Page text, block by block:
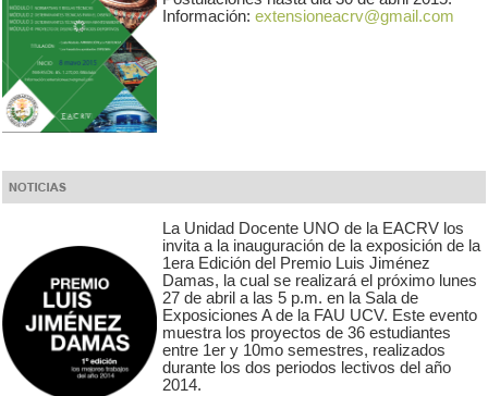
Información: extensioneacrv@gmail.com
La Unidad Docente UNO de la EACRV los
invita a la inauguración de la exposición de la
1era Edición del Premio Luis Jiménez
Damas, la cual se realizará el próximo lunes
27 de abril a las 5 p.m. en la Sala de
Exposiciones A de la FAU UCV. Este evento
muestra los proyectos de 36 estudiantes
entre 1er y 10mo semestres, realizados
durante los dos periodos lectivos del año
2014.